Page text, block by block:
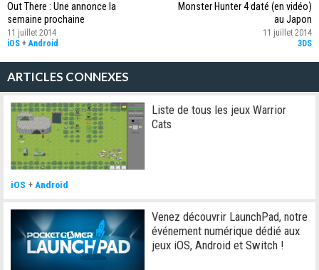
Out There : Une annonce la
semaine prochaine
11 juillet 2014
iOS +Android
Monster Hunter 4 daté (en vidéo)
au Japon
11 juillet 2014
3DS
ARTICLES CONNEXES
Liste de tous les jeux Warrior
Cats
iOS +Android
Venez découvrir LaunchPad, notre
événement numérique dédié aux
jeux iOS, Android et Switch !